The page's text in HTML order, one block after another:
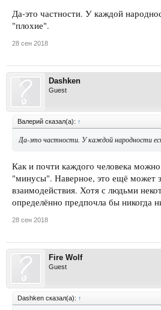
Да-это частности. У каждой
"плохие".
28 сен 2018
Dashken
Guest
Валерий сказал(а): ↑
Да-это частности. У каждой народности
Как и почти каждого человека
"минусы". Наверное, это ещё может
взаимодействия. Хотя с людьми
определённо предпочла бы никогда
28 сен 2018
Fire Wolf
Guest
Dashken сказал(а): ↑